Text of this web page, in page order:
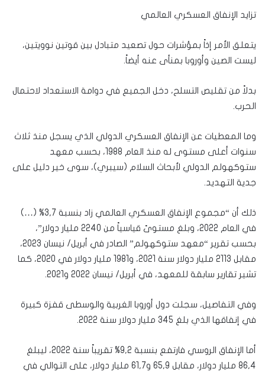
تزايد الإنفاق العسكري العالمي
يتعلق الأمر إذاً بمؤشرات حول تصعيد متبادل بين قوتين نوويتين،
ليست الصين وأوروبا بمنأى عنه أيضاً.
بدلاً من تقليص التسلح، دخل الجميع في دوامة الاستعداد لاحتمال
الحرب.
وما المعطيات عن الإنفاق العسكري الدولي الذي يسجل منذ ثلاث
سنوات أعلى مستوى له منذ العام 1988، بحسب معهد
ستوكهولم الدولي لأبحاث السلام (سيبري)، سوى خير دليل على
جدية التهديد.
ذلك أن “مجموع الإنفاق العسكري العالمي زاد بنسبة 3,7% (…)
في العام 2022، وبلغ مستوىً قياسياً من 2240 مليار دولار”،
بحسب تقرير “معهد ستوكهولم” الصادر في أبريل/ نيسان 2023،
مقابل 2113 مليار دولار سنة 2021، و1981 مليار دولار في 2020، كما
تشير تقارير سابقة للمعهد، في أبريل/ نيسان 2022 و2021.
وفي التفاصيل، سجلت دول أوروبا الغربية والوسطى قفزة كبيرة
في إنفاقها الذي بلغ 345 مليار دولار سنة 2022.
أما الإنفاق الروسي فارتفع بنسبة 9,2% تقريباً سنة 2022، ليبلغ
86,4 مليار دولار، مقابل 65,9 و61,7 مليار دولار، على التوالي في